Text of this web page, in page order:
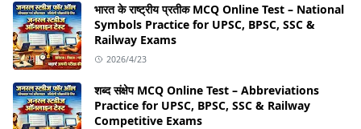
भारत के राष्ट्रीय प्रतीक MCQ Online Test – National
Symbols Practice for UPSC, BPSC, SSC &
Railway Exams
2026/4/23
शब्द संक्षेप MCQ Online Test – Abbreviations
Practice for UPSC, BPSC, SSC & Railway
Competitive Exams